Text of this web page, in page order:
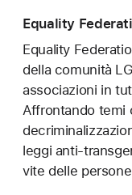
Equality
Equality
della comunità
associazioni in
Affrontando temi
leggi
vite delle